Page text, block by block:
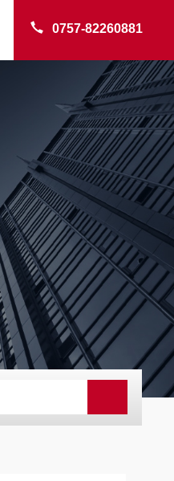
0757-82260881
明欣